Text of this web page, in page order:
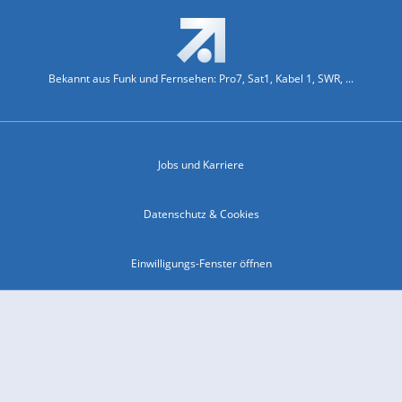
Bekannt aus Funk und Fernsehen: Pro7, Sat1, Kabel 1, SWR, ...
Jobs und Karriere
Datenschutz & Cookies
Einwilligungs-Fenster öffnen